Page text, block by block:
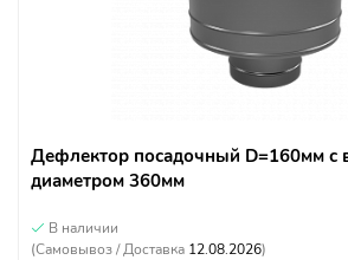
Дефлектор посадочный D=160мм с
диаметром 360мм
В наличии
(Самовывоз / Доставка 12.08.2026)